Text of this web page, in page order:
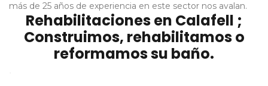
más de 25 años de experiencia en este sector nos avalan.
Rehabilitaciones en Calafell ;
Construimos, rehabilitamos o
reformamos su baño.